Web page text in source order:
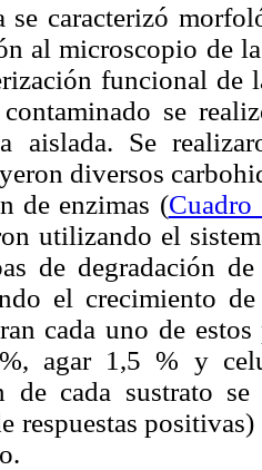
se caracterizó
al microscopio de
funcional de
se
aislada. Se
diversos
de enzimas (Cuadro
utilizando el
de degradación
el crecimiento
cada uno de
agar 1,5 % y
de cada sustrato
respuestas